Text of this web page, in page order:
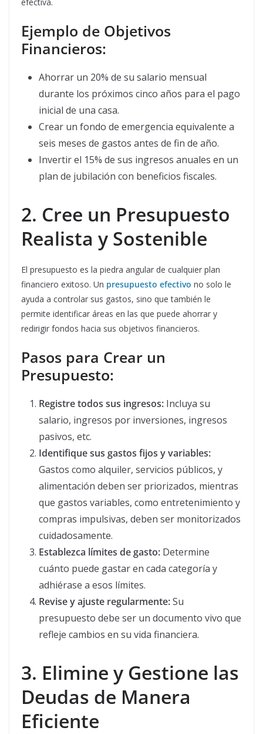
Ejemplo de Objetivos
Financieros:
Ahorrar un 20% de su salario mensual
durante los próximos cinco años para el pago
inicial de una casa.
Crear un fondo de emergencia equivalente a
seis meses de gastos antes de fin de año.
Invertir el 15% de sus ingresos anuales en un
plan de jubilación con beneficios fiscales.
2. Cree un Presupuesto
Realista y Sostenible
El presupuesto es la piedra angular de cualquier plan
financiero exitoso. Un presupuesto efectivo no solo le
ayuda a controlar sus gastos, sino que también le
permite identificar áreas en las que puede ahorrar y
redirigir fondos hacia sus objetivos financieros.
Pasos para Crear un
Presupuesto:
Registre todos sus ingresos: Incluya su
salario, ingresos por inversiones, ingresos
pasivos, etc.
Identifique sus gastos fijos y variables:
Gastos como alquiler, servicios públicos, y
alimentación deben ser priorizados, mientras
que gastos variables, como entretenimiento y
compras impulsivas, deben ser monitorizados
cuidadosamente.
Establezca límites de gasto: Determine
cuánto puede gastar en cada categoría y
adhiérase a esos límites.
Revise y ajuste regularmente:Su
presupuesto debe ser un documento vivo que
refleje cambios en su vida financiera.
3. Elimine y Gestione las
Deudas de Manera
Eficiente